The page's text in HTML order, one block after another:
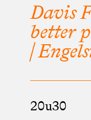
Davis
better
|
20u30